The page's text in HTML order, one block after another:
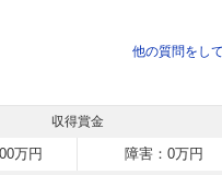
他の質問をし
収得賞金
万円 障害：0万円